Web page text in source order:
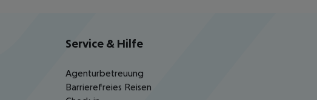
Service & Hilfe
Agenturbetreuung
Barrierefreies Reisen